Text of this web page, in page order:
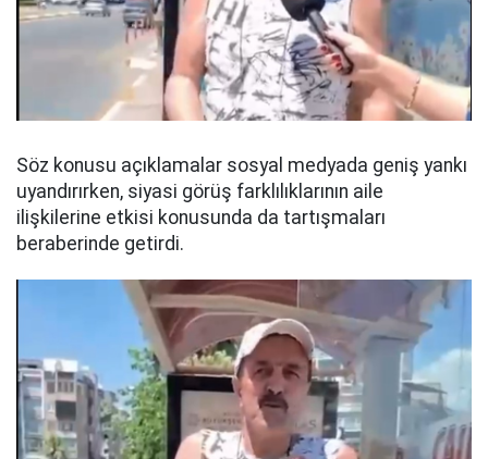
Söz konusu açıklamalar sosyal medyada geniş yankı
uyandırırken, siyasi görüş farklılıklarının aile
ilişkilerine etkisi konusunda da tartışmaları
beraberinde getirdi.